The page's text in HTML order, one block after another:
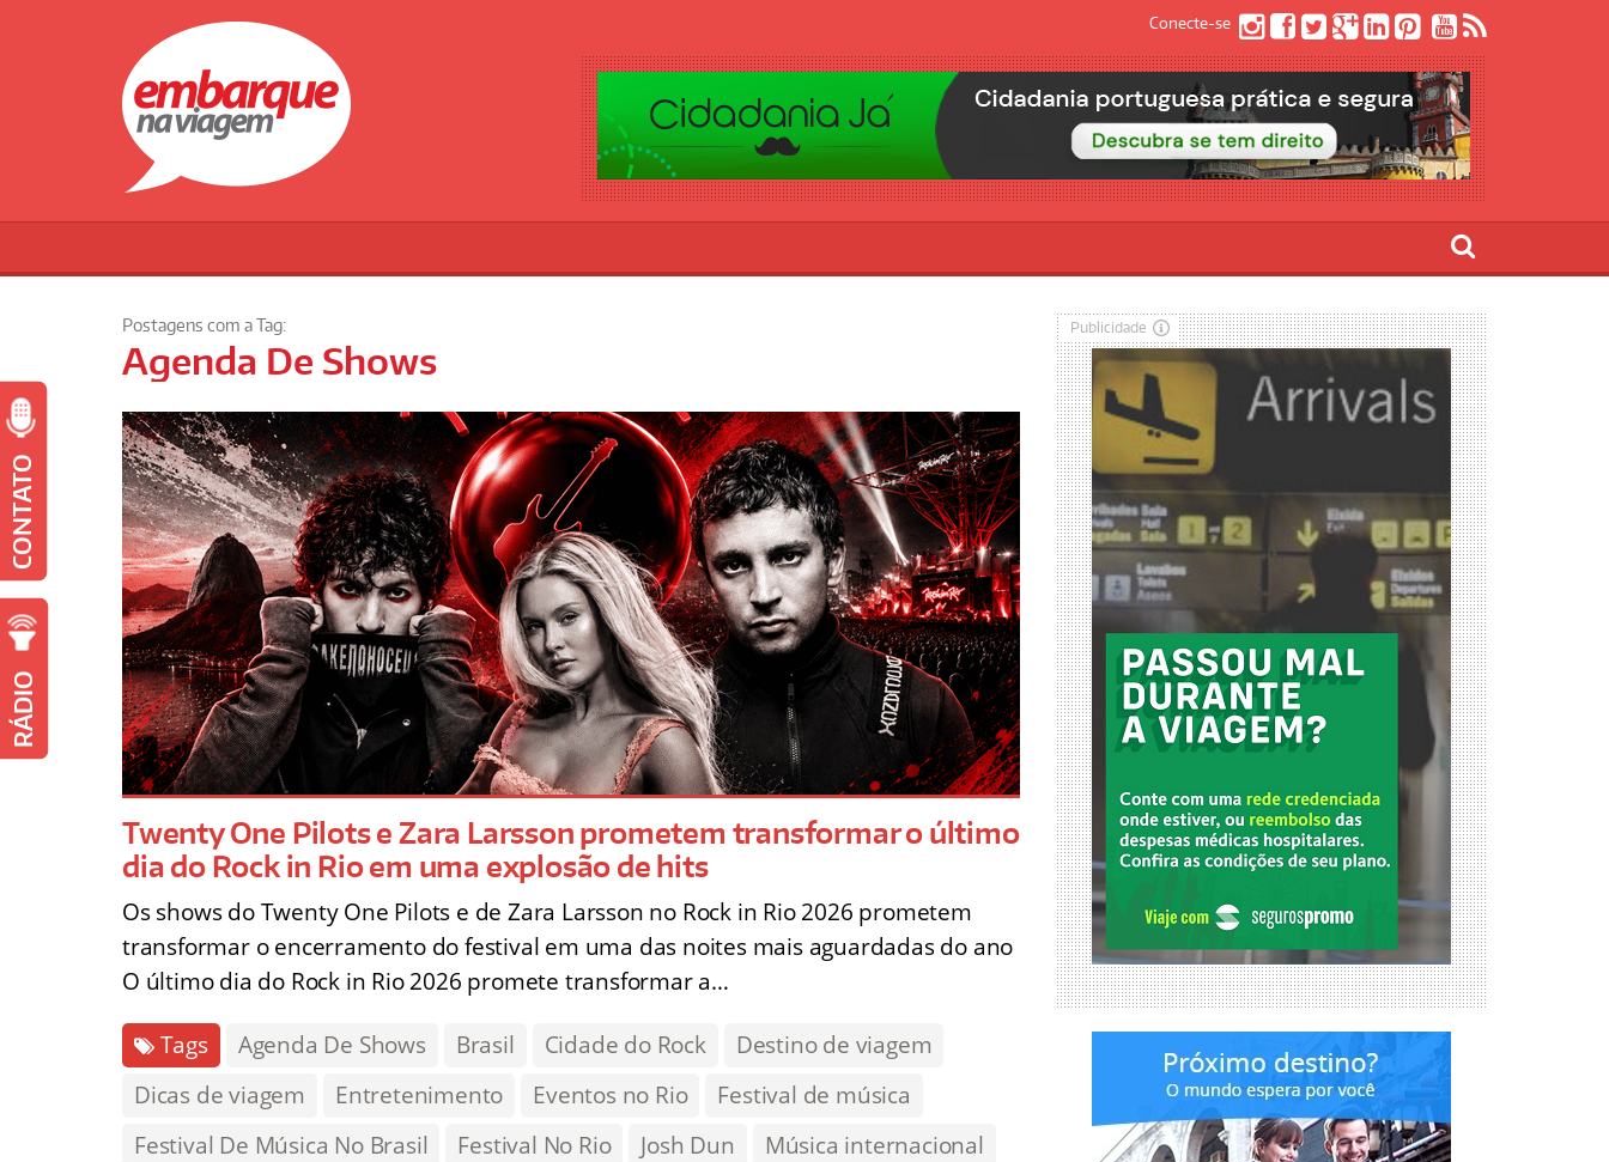
Conecte-se
Postagens com a Tag:
Agenda De Shows
Twenty One Pilots e Zara Larsson prometem transformar o último
dia do Rock in Rio em uma explosão de hits
Os shows do Twenty One Pilots e de Zara Larsson no Rock in Rio 2026 prometem
transformar o encerramento do festival em uma das noites mais aguardadas do ano
O último dia do Rock in Rio 2026 promete transformar a…
Tags Agenda De Shows Brasil Cidade do Rock
Destino de viagem
Dicas de viagem
Entretenimento Eventos no Rio
Festival de música
Festival De Música No Brasil
Festival No Rio Josh Dun
Música internacional
Publicidade
CONTATO
RÁDIO